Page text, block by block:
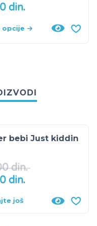
din.
opcije
bebi Just kiddin
din.
din.
još